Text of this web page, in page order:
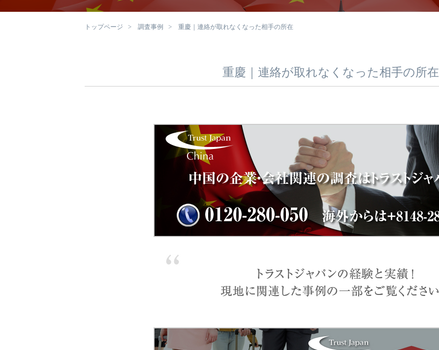
トップページ 調査事例 重慶｜連絡が取れなくなった相手の所在
重慶｜連絡が取れなくなった相手の所在